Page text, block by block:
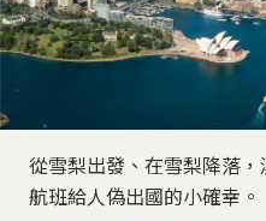
從雪梨出發、在雪梨降落，
航班給人偽出國的小確幸。